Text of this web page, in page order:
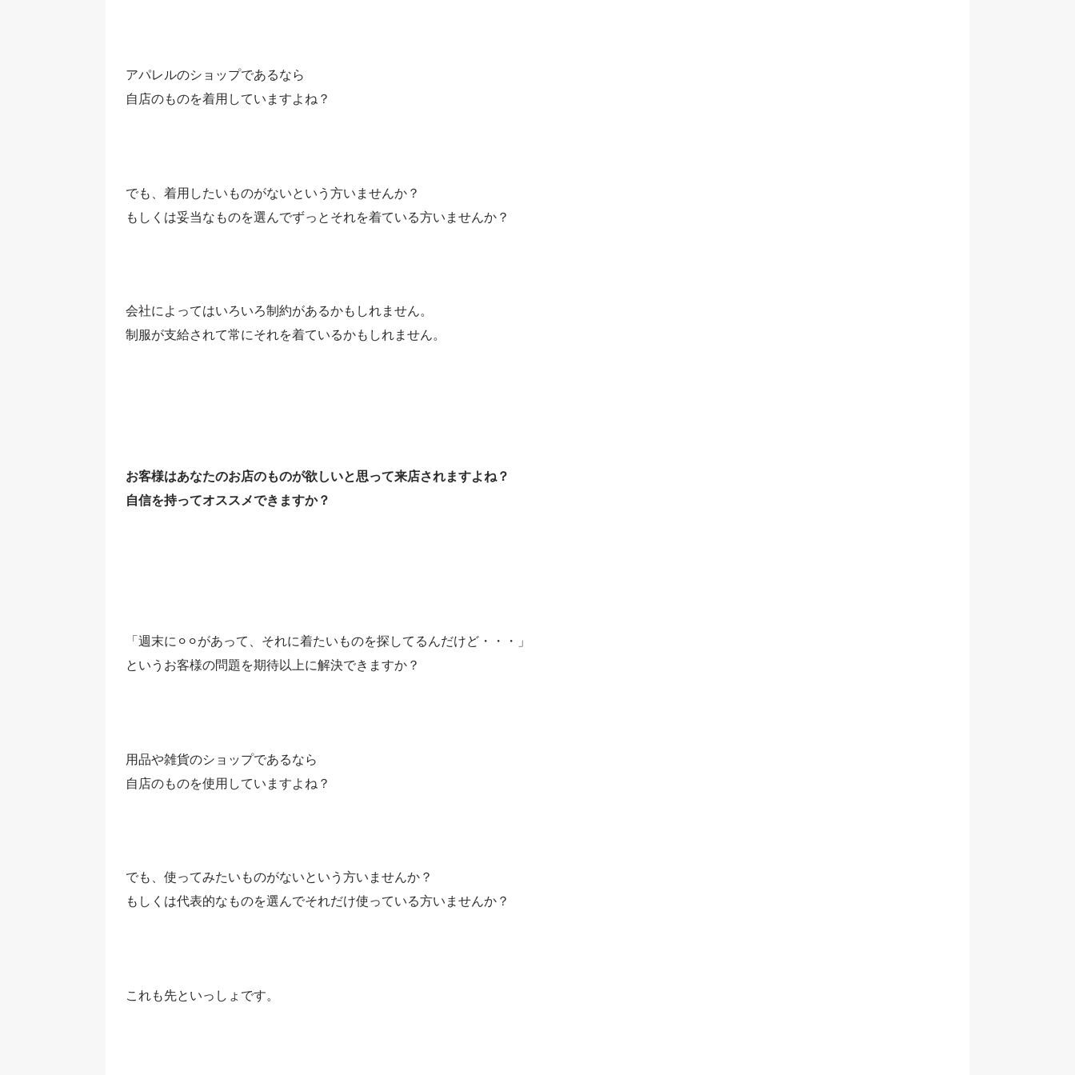
アパレルのショップであるなら
自店のものを着用していますよね？
でも、着用したいものがないという方いませんか？
もしくは妥当なものを選んでずっとそれを着ている方いませんか？
会社によってはいろいろ制約があるかもしれません。
制服が支給されて常にそれを着ているかもしれません。
お客様はあなたのお店のものが欲しいと思って来店されますよね？
自信を持ってオススメできますか？
「週末に⚪︎⚪︎があって、それに着たいものを探してるんだけど・・・」
というお客様の問題を期待以上に解決できますか？
用品や雑貨のショップであるなら
自店のものを使用していますよね？
でも、使ってみたいものがないという方いませんか？
もしくは代表的なものを選んでそれだけ使っている方いませんか？
これも先といっしょです。